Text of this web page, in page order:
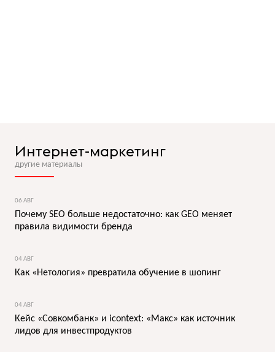
Интернет-маркетинг
другие материалы
06 АВГ
Почему SEO больше недостаточно: как GEO меняет
правила видимости бренда
04 АВГ
Как «Нетология» превратила обучение в шопинг
04 АВГ
Кейс «Совкомбанк» и icontext: «Макс» как источник
лидов для инвестпродуктов